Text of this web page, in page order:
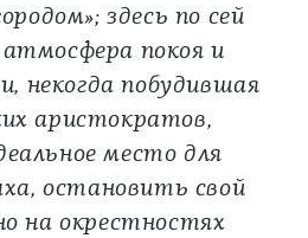
здесь по сей
покоя и
некогда побудившая
аристократов,
место для
остановить свой
на окрестностях